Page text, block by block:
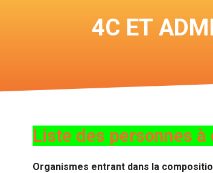
4C ET
Liste des personnes
Organismes entrant dans la